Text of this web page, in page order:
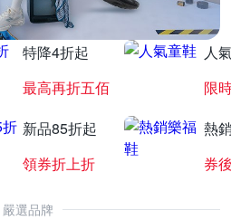
特降4折起
最高再折五佰
人
限
新品85折起
領券折上折
熱
券
嚴選品牌